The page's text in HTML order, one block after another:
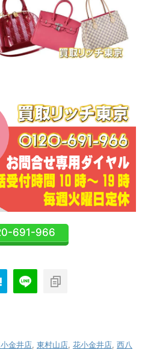
691-966
金井店 東村山店 花小金井店 西八